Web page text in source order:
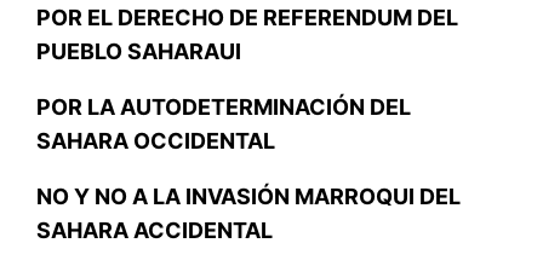
POR EL DERECHO DE REFERENDUM DEL
PUEBLO SAHARAUI
POR LA AUTODETERMINACIÓN DEL
SAHARA OCCIDENTAL
NO Y NO A LA INVASIÓN MARROQUI DEL
SAHARA ACCIDENTAL